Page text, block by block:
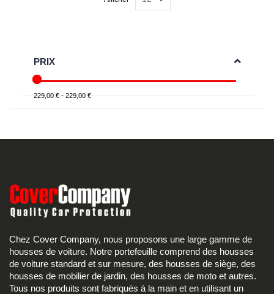
PRIX
229,00 € - 229,00 €
Chez Cover Company, nous proposons une large gamme de
housses de voiture. Notre portefeuille comprend des housses
de voiture standard et sur mesure, des housses de siège, des
housses de mobilier de jardin, des housses de moto et autres.
Tous nos produits sont fabriqués à la main et en utilisant un